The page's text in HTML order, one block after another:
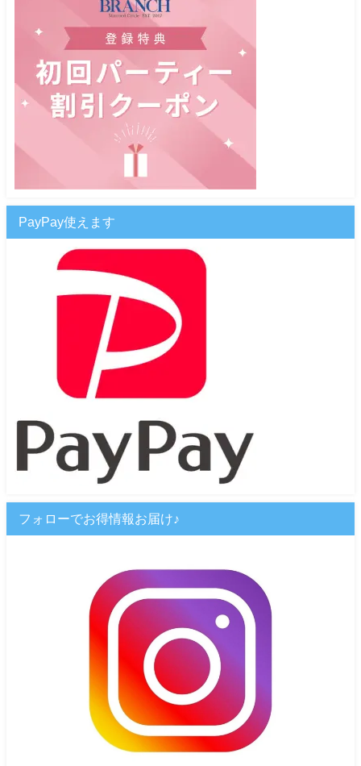
PayPay使えます
フォローでお得情報お届け♪